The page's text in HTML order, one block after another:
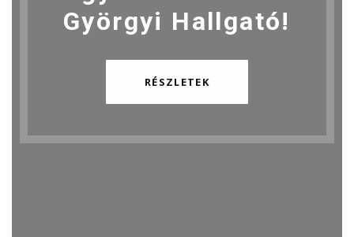
Györgyi Hallgató!
RÉSZLETEK